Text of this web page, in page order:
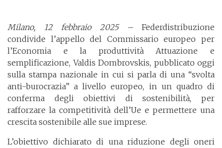
Milano, 12 febbraio 2025 – Federdistribuzione
condivide l’appello del Commissario europeo per
l’Economia e la produttività Attuazione e
semplificazione, Valdis Dombrovskis, pubblicato oggi
sulla stampa nazionale in cui si parla di una “svolta
anti-burocrazia” a livello europeo, in un quadro di
conferma degli obiettivi di sostenibilità, per
rafforzare la competitività dell’Ue e permettere una
crescita sostenibile alle sue imprese.
L’obiettivo dichiarato di una riduzione degli oneri